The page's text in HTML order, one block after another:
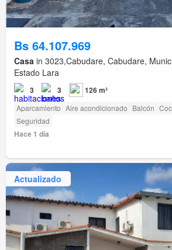
Bs 64.107.969
Casa in 3023,Cabudare, Cabudare,
Estado Lara
3 3 126 m²
Aparcamiento Aire acondicionado Balcón
Seguridad
Hace 1 día
Actualizado